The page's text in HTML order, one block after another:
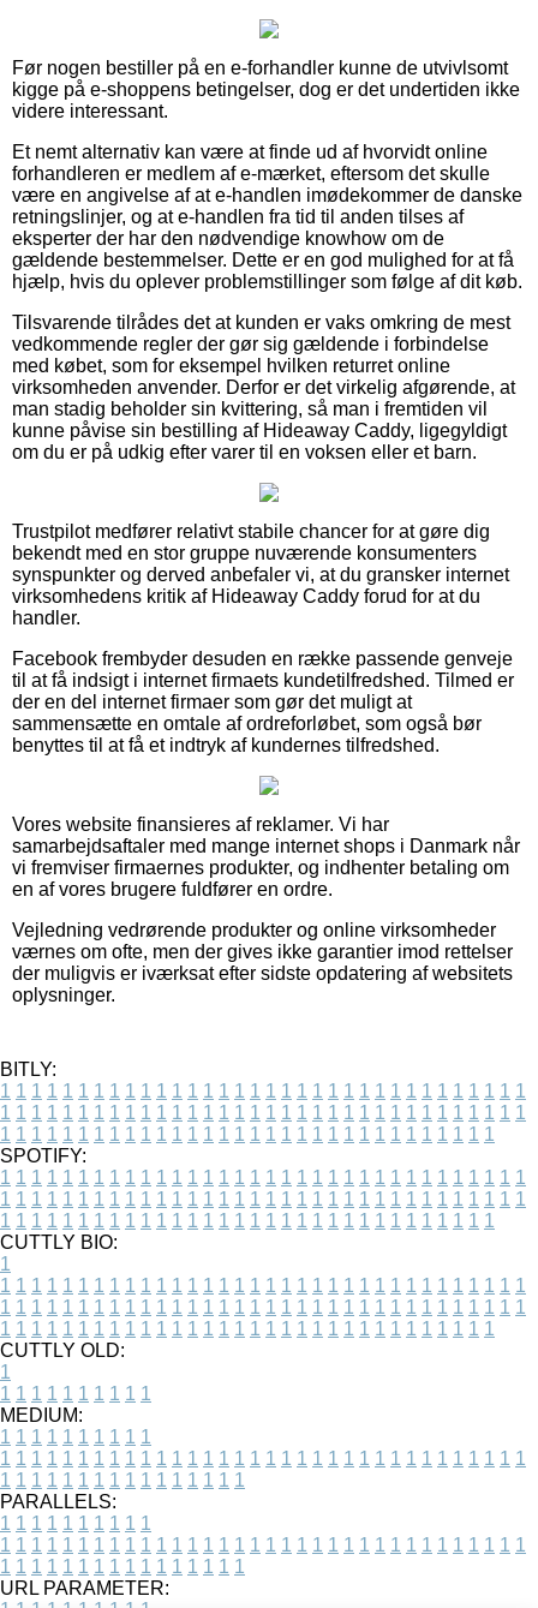
Før nogen bestiller på en e-forhandler kunne de utvivlsomt
kigge på e-shoppens betingelser, dog er det undertiden ikke
videre interessant.
Et nemt alternativ kan være at finde ud af hvorvidt online
forhandleren er medlem af e-mærket, eftersom det skulle
være en angivelse af at e-handlen imødekommer de danske
retningslinjer, og at e-handlen fra tid til anden tilses af
eksperter der har den nødvendige knowhow om de
gældende bestemmelser. Dette er en god mulighed for at få
hjælp, hvis du oplever problemstillinger som følge af dit køb.
Tilsvarende tilrådes det at kunden er vaks omkring de mest
vedkommende regler der gør sig gældende i forbindelse
med købet, som for eksempel hvilken returret online
virksomheden anvender. Derfor er det virkelig afgørende, at
man stadig beholder sin kvittering, så man i fremtiden vil
kunne påvise sin bestilling af Hideaway Caddy, ligegyldigt
om du er på udkig efter varer til en voksen eller et barn.
Trustpilot medfører relativt stabile chancer for at gøre dig
bekendt med en stor gruppe nuværende konsumenters
synspunkter og derved anbefaler vi, at du gransker internet
virksomhedens kritik af Hideaway Caddy forud for at du
handler.
Facebook frembyder desuden en række passende genveje
til at få indsigt i internet firmaets kundetilfredshed. Tilmed er
der en del internet firmaer som gør det muligt at
sammensætte en omtale af ordreforløbet, som også bør
benyttes til at få et indtryk af kundernes tilfredshed.
Vores website finansieres af reklamer. Vi har
samarbejdsaftaler med mange internet shops i Danmark når
vi fremviser firmaernes produkter, og indhenter betaling om
en af vores brugere fuldfører en ordre.
Vejledning vedrørende produkter og online virksomheder
værnes om ofte, men der gives ikke garantier imod rettelser
der muligvis er iværksat efter sidste opdatering af websitets
oplysninger.
BITLY:
1 1 1 1 1 1 1 1 1 1 1 1 1 1 1 1 1 1 1 1 1 1 1 1 1 1 1 1 1 1 1 1 1 1
1 1 1 1 1 1 1 1 1 1 1 1 1 1 1 1 1 1 1 1 1 1 1 1 1 1 1 1 1 1 1 1 1 1
1 1 1 1 1 1 1 1 1 1 1 1 1 1 1 1 1 1 1 1 1 1 1 1 1 1 1 1 1 1 1 1
SPOTIFY:
1 1 1 1 1 1 1 1 1 1 1 1 1 1 1 1 1 1 1 1 1 1 1 1 1 1 1 1 1 1 1 1 1 1
1 1 1 1 1 1 1 1 1 1 1 1 1 1 1 1 1 1 1 1 1 1 1 1 1 1 1 1 1 1 1 1 1 1
1 1 1 1 1 1 1 1 1 1 1 1 1 1 1 1 1 1 1 1 1 1 1 1 1 1 1 1 1 1 1 1
CUTTLY BIO:
1
1 1 1 1 1 1 1 1 1 1 1 1 1 1 1 1 1 1 1 1 1 1 1 1 1 1 1 1 1 1 1 1 1 1
1 1 1 1 1 1 1 1 1 1 1 1 1 1 1 1 1 1 1 1 1 1 1 1 1 1 1 1 1 1 1 1 1 1
1 1 1 1 1 1 1 1 1 1 1 1 1 1 1 1 1 1 1 1 1 1 1 1 1 1 1 1 1 1 1 1
CUTTLY OLD:
1
1 1 1 1 1 1 1 1 1 1
MEDIUM:
1 1 1 1 1 1 1 1 1 1
1 1 1 1 1 1 1 1 1 1 1 1 1 1 1 1 1 1 1 1 1 1 1 1 1 1 1 1 1 1 1 1 1 1
1 1 1 1 1 1 1 1 1 1 1 1 1 1 1 1
PARALLELS:
1 1 1 1 1 1 1 1 1 1
1 1 1 1 1 1 1 1 1 1 1 1 1 1 1 1 1 1 1 1 1 1 1 1 1 1 1 1 1 1 1 1 1 1
1 1 1 1 1 1 1 1 1 1 1 1 1 1 1 1
URL PARAMETER: